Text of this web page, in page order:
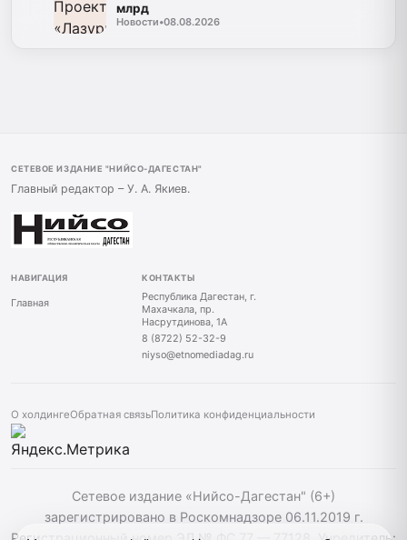
млрд
Новости•08.08.2026
СЕТЕВОЕ ИЗДАНИЕ "НИЙСО-ДАГЕСТАН"
Главный редактор – У. А. Якиев.
НАВИГАЦИЯ
Главная
КОНТАКТЫ
Республика Дагестан, г.
Махачкала, пр.
Насрутдинова, 1А
8 (8722) 52-32-9
niyso@etnomediadag.ru
О холдингеОбратная связьПолитика конфиденциальности
Сетевое издание «Нийсо-Дагестан" (6+)
зарегистрировано в Роскомнадзоре 06.11.2019 г.